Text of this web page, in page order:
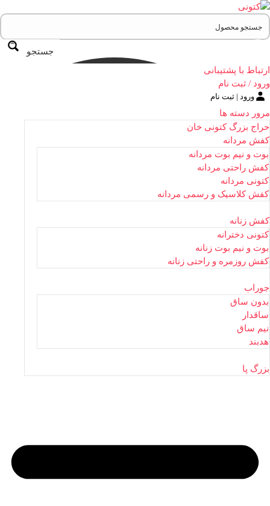
جستجو
ارتباط با پشتیبانی
ورود / ثبت نام
ورود | ثبت نام
مرور دسته ها
حراج بزرگ کتونی خان
کفش مردانه
بوت و نیم بوت مردانه
کفش راحتی مردانه
کتونی مردانه
کفش کلاسیک و رسمی مردانه
کفش زنانه
کتونی دخترانه
بوت و نیم بوت زنانه
کفش روزمره و راحتی زنانه
جوراب
بدون ساق
ساقدار
نیم ساق
هدبند
بزرگ پا